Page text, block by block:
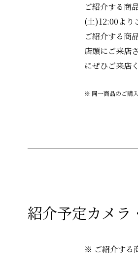
ご紹介する商
(土)12:00より
ご紹介する商
店頭にご来店
にぜひご来店
※ 同一商品のご購
紹介予定カメラ
※ ご紹介する